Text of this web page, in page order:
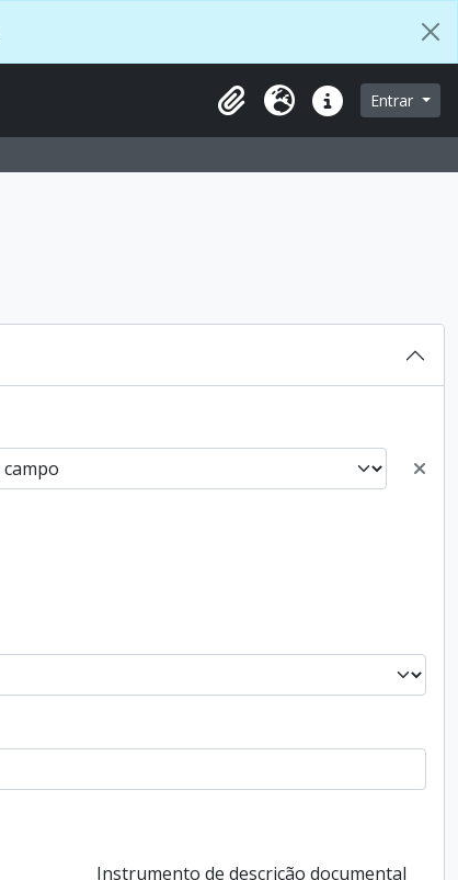
Área de transferência
Idioma Ligações rápidas
Entrar
Instrumento de descrição documental